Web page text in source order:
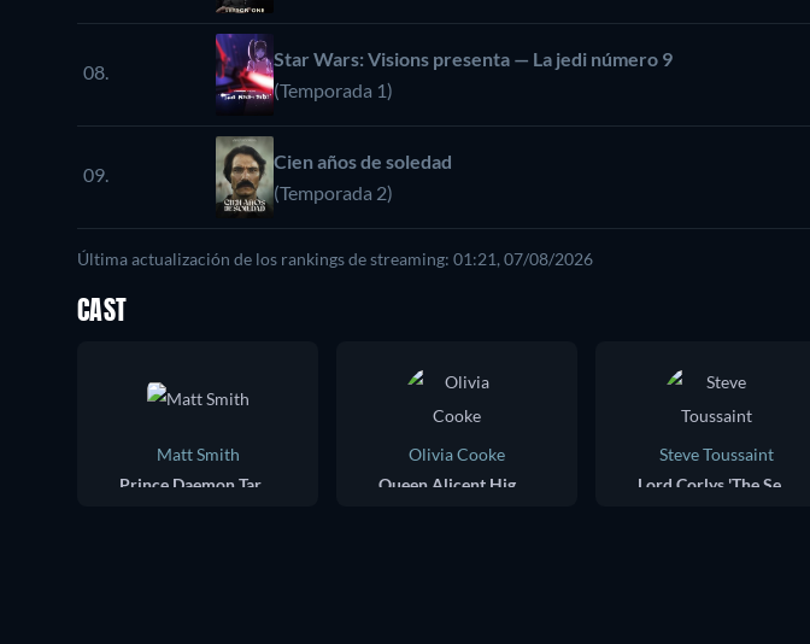
08.
Star Wars: Visions presenta — La jedi número 9
(Temporada 1)
09.
Cien años de soledad
(Temporada 2)
Última actualización de los rankings de streaming: 01:21, 07/08/2026
CAST
Matt Smith
Olivia Cooke
Steve Toussaint